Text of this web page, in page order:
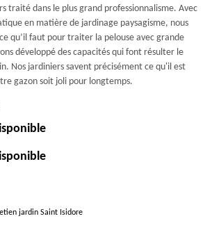
traité dans le plus grand professionnalisme. Avec
en matière de jardinage paysagisme, nous
qu’il faut pour traiter la pelouse avec grande
développé des capacités qui font résulter le
Nos jardiniers savent précisément ce qu'il est
gazon soit joli pour longtemps.
jardin Saint Isidore